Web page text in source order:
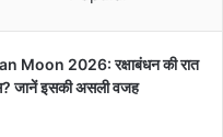
Moon 2026: रक्षाबंधन की रात
जानें इसकी असली वजह